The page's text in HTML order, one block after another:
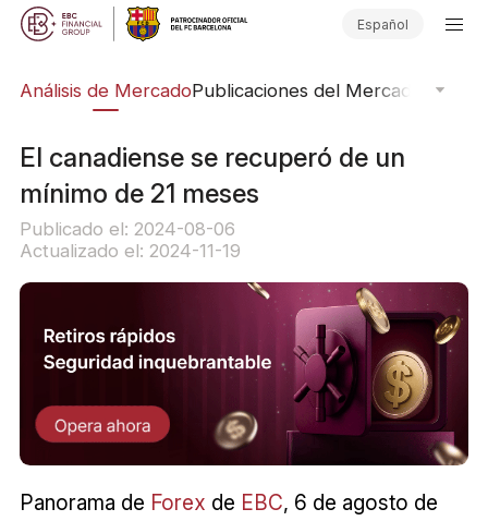
Español
Análisis de MercadoPublicaciones del Mercado
El canadiense se recuperó de un
mínimo de 21 meses
Publicado el: 2024-08-06
Actualizado el: 2024-11-19
Panorama de Forex de EBC, 6 de agosto de